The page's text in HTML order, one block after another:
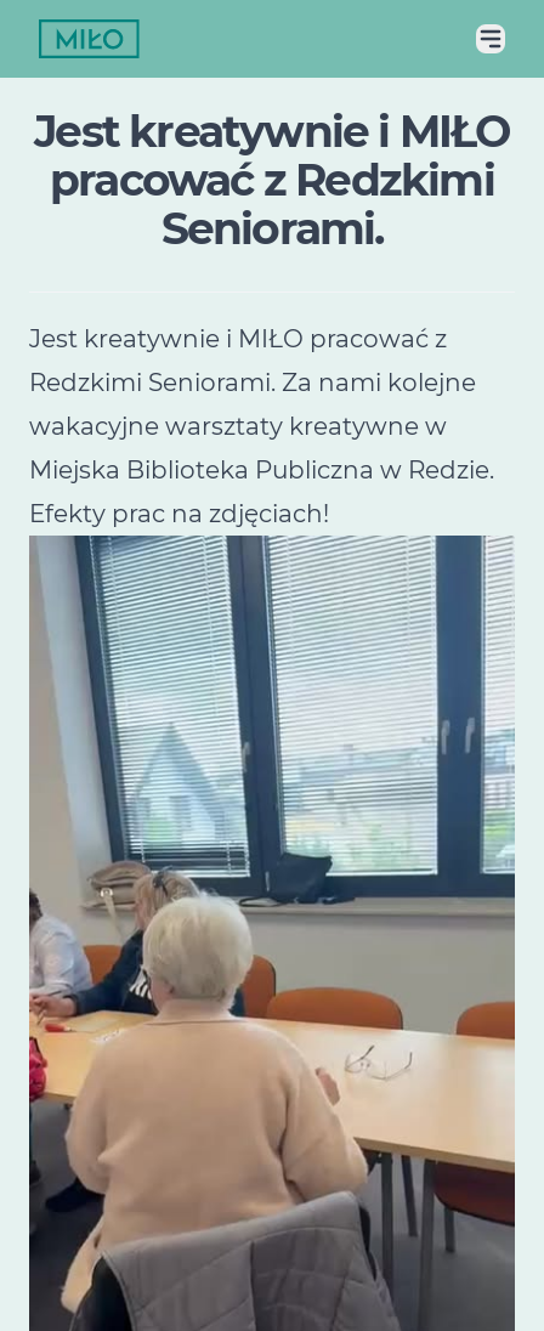
Jest kreatywnie i MIŁO
pracować z Redzkimi
Seniorami.
Jest kreatywnie i MIŁO pracować z
Redzkimi Seniorami. Za nami kolejne
wakacyjne warsztaty kreatywne w
Miejska Biblioteka Publiczna w Redzie.
Efekty prac na zdjęciach!